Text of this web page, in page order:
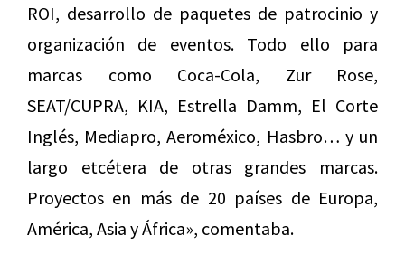
ROI, desarrollo de paquetes de patrocinio y
organización de eventos. Todo ello para
marcas como Coca-Cola, Zur Rose,
SEAT/CUPRA, KIA, Estrella Damm, El Corte
Inglés, Mediapro, Aeroméxico, Hasbro… y un
largo etcétera de otras grandes marcas.
Proyectos en más de 20 países de Europa,
América, Asia y África», comentaba.